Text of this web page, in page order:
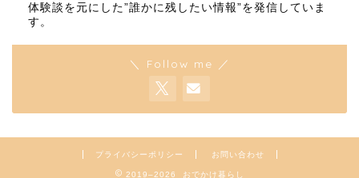
体験談を元にした”誰かに残したい情報”を発信していま
す。
＼ Follow me ／
プライバシーポリシー お問い合わせ
2019–2026 おでかけ暮らし